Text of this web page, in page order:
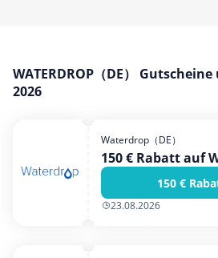
Sonstiges
Sport & Freizeit
WATERDROP（DE）
2026
Waterdrop（DE）
150 € Rabatt auf
150 €
23.08.2026